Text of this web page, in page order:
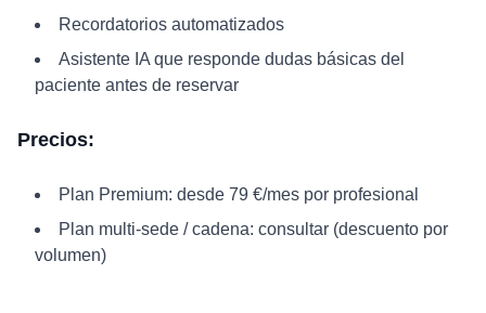
Recordatorios automatizados
Asistente IA que responde dudas básicas del
paciente antes de reservar
Precios:
Plan Premium: desde 79 €/mes por profesional
Plan multi-sede / cadena: consultar (descuento por
volumen)